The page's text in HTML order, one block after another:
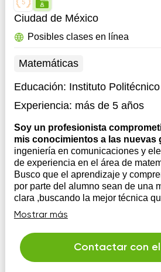
Ciudad de México
Posibles clases en línea
Matemáticas
Educación: Instituto
Experiencia: más de 5 años
Soy un profesionista
mis conocimientos a las nuevas
ingeniería en comunicaciones y
de experiencia en el área de
Busco que el aprendizaje y
por parte del alumno sean de una manera sencilla y
clara ,buscando la mejor técnica que nos permita
analizar y comprender de la maner...
Mostrar más
Contactar con